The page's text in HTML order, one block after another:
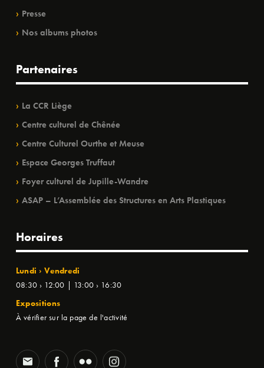
Presse
Nos albums photos
Partenaires
La CCR Liège
Centre culturel de Chênée
Centre Culturel Ourthe et Meuse
Espace Georges Truffaut
Foyer culturel de Jupille-Wandre
ASAP – L’Assemblée des Structures en Arts Plastiques
Horaires
Lundi › Vendredi
08:30 › 12:00 | 13:00 › 16:30
Expositions
À vérifier sur la page de l'activité